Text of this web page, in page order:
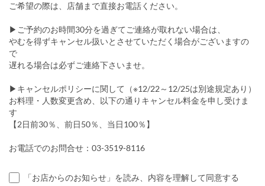
ご希望の際は、店舗まで直接お電話ください。
▶ご予約のお時間30分を過ぎてご連絡が取れない場合は、
やむを得ずキャンセル扱いとさせていただく場合がございますの
で
遅れる場合は必ずご連絡下さいませ。
▶︎キャンセルポリシーに関して（※12/22～12/25は別途規定あり）
お料理・人数変更含め、以下の通りキャンセル料金を申し受けま
す
【2日前30％、前日50％、当日100％】
お電話でのお問合せ：03-3519-8116
「お店からのお知らせ」を読み、内容を理解して同意する